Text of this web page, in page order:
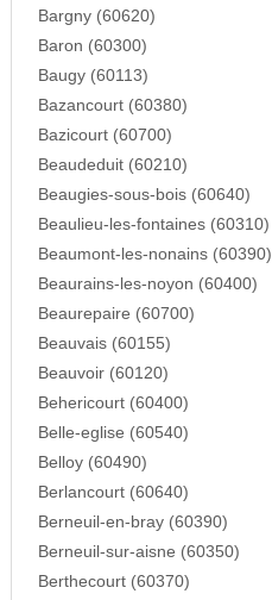
Bargny (60620)
Baron (60300)
Baugy (60113)
Bazancourt (60380)
Bazicourt (60700)
Beaudeduit (60210)
Beaugies-sous-bois (60640)
Beaulieu-les-fontaines (60310)
Beaumont-les-nonains (60390)
Beaurains-les-noyon (60400)
Beaurepaire (60700)
Beauvais (60155)
Beauvoir (60120)
Behericourt (60400)
Belle-eglise (60540)
Belloy (60490)
Berlancourt (60640)
Berneuil-en-bray (60390)
Berneuil-sur-aisne (60350)
Berthecourt (60370)